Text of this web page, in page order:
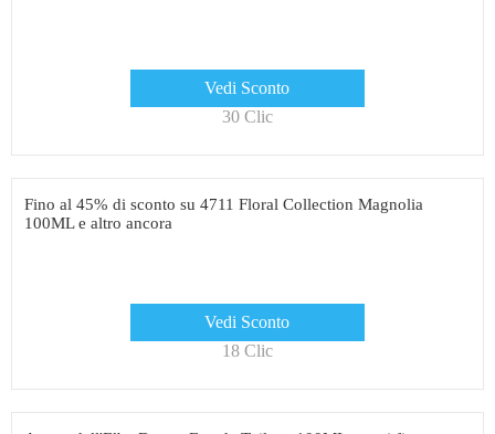
Vedi Sconto
30 Clic
Fino al 45% di sconto su 4711 Floral Collection Magnolia
100ML e altro ancora
Vedi Sconto
18 Clic